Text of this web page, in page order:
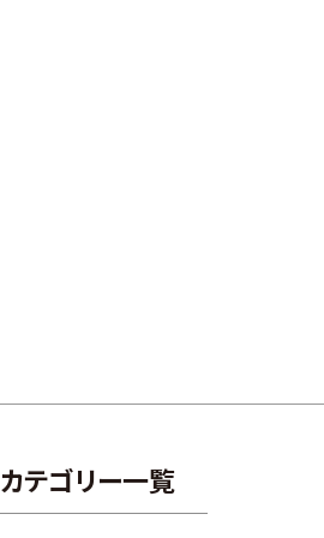
カテゴリー一覧